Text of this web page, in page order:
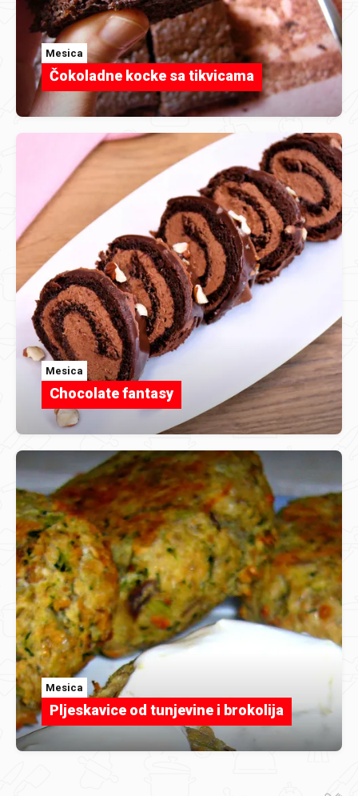
Mesica
Čokoladne kocke sa tikvicama
Mesica
Chocolate fantasy
Mesica
Pljeskavice od tunjevine i brokolija